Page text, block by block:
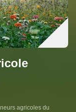
agricoles du